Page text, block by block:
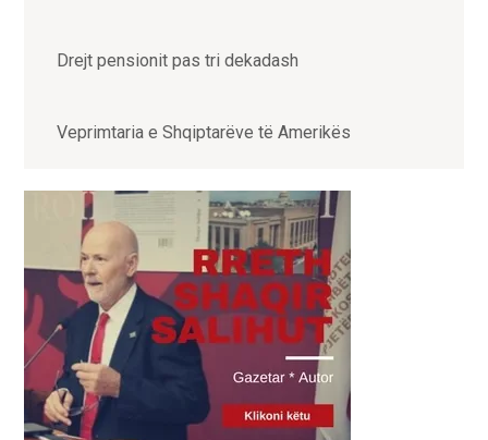
Drejt pensionit pas tri dekadash
Veprimtaria e Shqiptarëve të Amerikës